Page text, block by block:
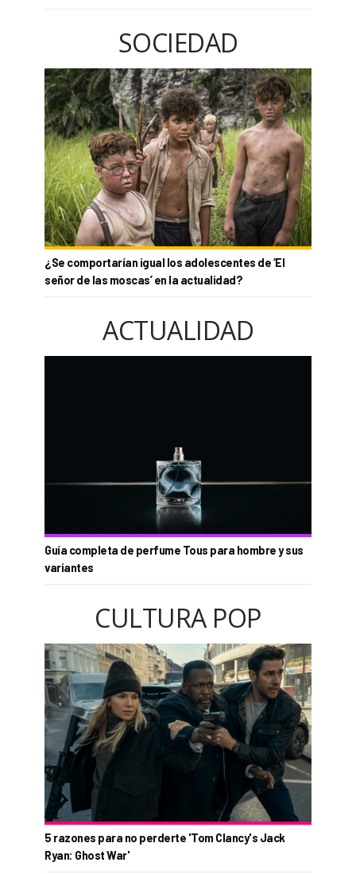
SOCIEDAD
¿Se comportarían igual los adolescentes de ‘El
señor de las moscas’ en la actualidad?
ACTUALIDAD
Guía completa de perfume Tous para hombre y sus
variantes
CULTURA POP
5 razones para no perderte 'Tom Clancy's Jack
Ryan: Ghost War'